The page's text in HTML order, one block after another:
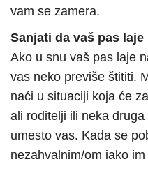
vam se zamera.
Sanjati da vaš pas laje
Ako u snu vaš pas laje
vas neko previše štititi.
naći u situaciji koja će
ali roditelji ili neka
umesto vas. Kada se
nezahvalnim/om iako